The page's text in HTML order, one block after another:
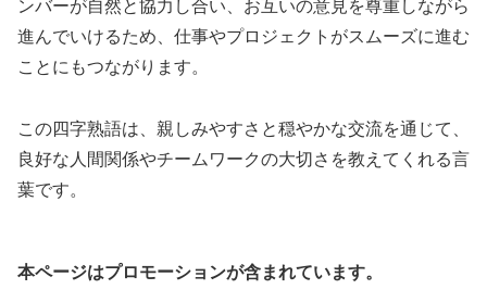
ンバーが自然と協力し合い、お互いの意見を尊重しながら
進んでいけるため、仕事やプロジェクトがスムーズに進む
ことにもつながります。
この四字熟語は、親しみやすさと穏やかな交流を通じて、
良好な人間関係やチームワークの大切さを教えてくれる言
葉です。
本ページはプロモーションが含まれています。